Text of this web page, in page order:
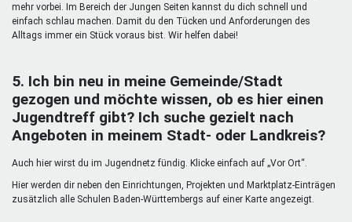
mehr vorbei. Im Bereich der Jungen Seiten kannst du dich schnell und
einfach schlau machen. Damit du den Tücken und Anforderungen des
Alltags immer ein Stück voraus bist. Wir helfen dabei!
5. Ich bin neu in meine Gemeinde/Stadt
gezogen und möchte wissen, ob es hier einen
Jugendtreff gibt? Ich suche gezielt nach
Angeboten in meinem Stadt- oder Landkreis?
Auch hier wirst du im Jugendnetz fündig. Klicke einfach auf „Vor Ort“.
Hier werden dir neben den Einrichtungen, Projekten und Marktplatz-Einträgen
zusätzlich alle Schulen Baden-Württembergs auf einer Karte angezeigt.